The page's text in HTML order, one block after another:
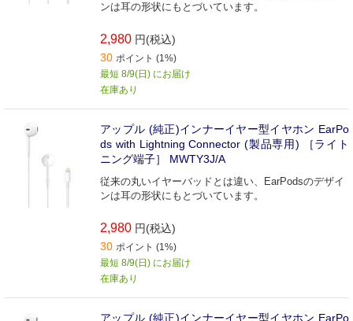
ンは耳の形状にもとづいています。
2,980 円(税込)
30 ポイント (1%)
最短 8/9(日) にお届け
在庫あり
アップル (純正)インナーイヤー型イヤホン EarPo
ds with Lightning Connector (製品専用) ［ライト
ニング端子］ MWTY3J/A
従来の丸いイヤーバッドとは違い、EarPodsのデザイ
ンは耳の形状にもとづいています。
2,980 円(税込)
30 ポイント (1%)
最短 8/9(日) にお届け
在庫あり
アップル (純正)インナーイヤー型イヤホン EarPo